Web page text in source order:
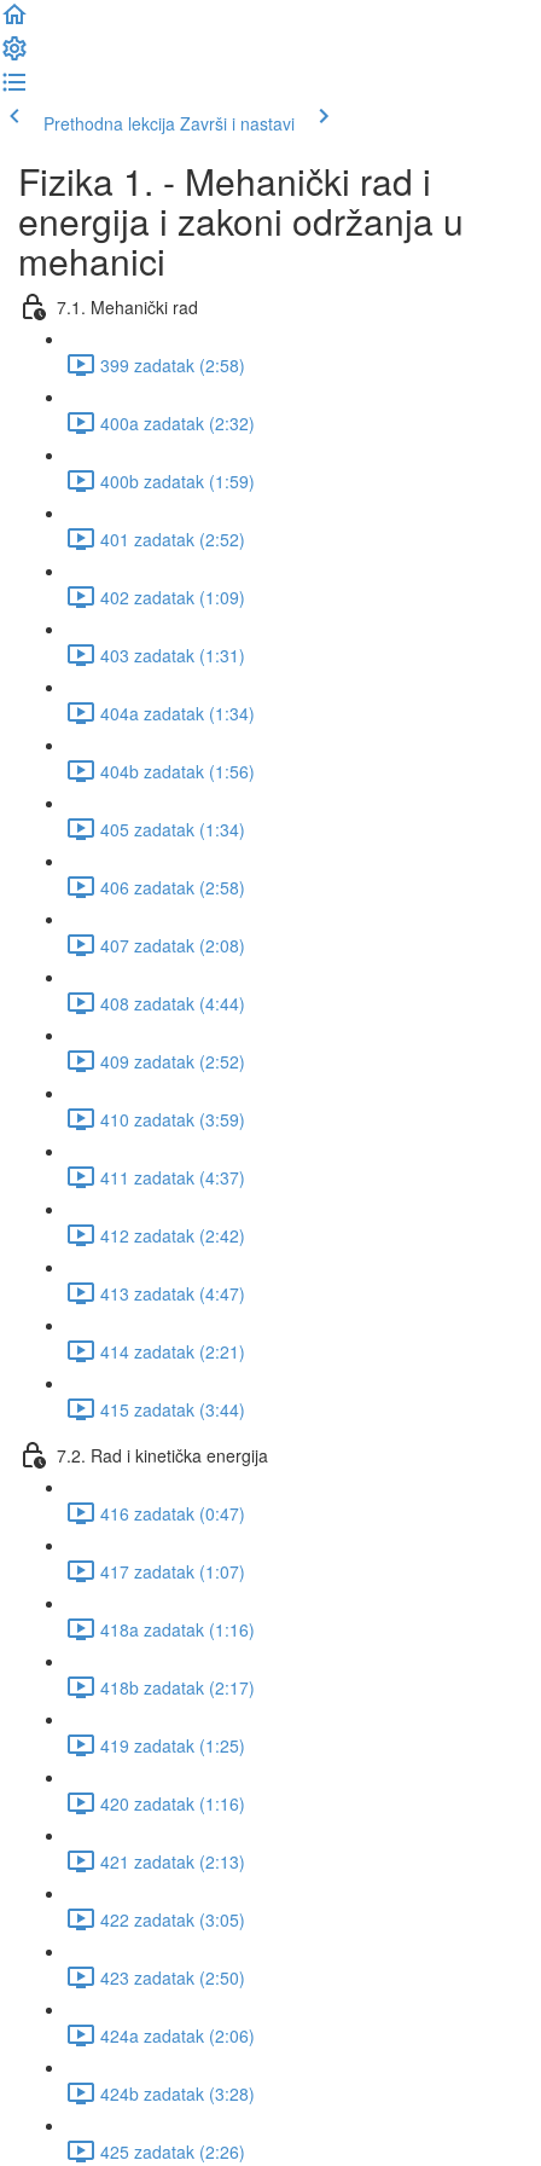
Prethodna lekcija Završi i nastavi
Fizika 1. - Mehanički rad i
energija i zakoni održanja u
mehanici
7.1. Mehanički rad
399 zadatak (2:58)
400a zadatak (2:32)
400b zadatak (1:59)
401 zadatak (2:52)
402 zadatak (1:09)
403 zadatak (1:31)
404a zadatak (1:34)
404b zadatak (1:56)
405 zadatak (1:34)
406 zadatak (2:58)
407 zadatak (2:08)
408 zadatak (4:44)
409 zadatak (2:52)
410 zadatak (3:59)
411 zadatak (4:37)
412 zadatak (2:42)
413 zadatak (4:47)
414 zadatak (2:21)
415 zadatak (3:44)
7.2. Rad i kinetička energija
416 zadatak (0:47)
417 zadatak (1:07)
418a zadatak (1:16)
418b zadatak (2:17)
419 zadatak (1:25)
420 zadatak (1:16)
421 zadatak (2:13)
422 zadatak (3:05)
423 zadatak (2:50)
424a zadatak (2:06)
424b zadatak (3:28)
425 zadatak (2:26)